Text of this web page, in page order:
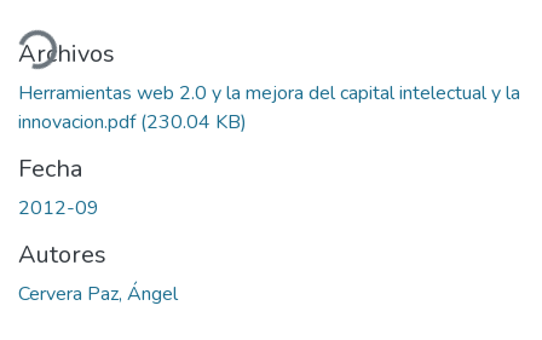
Archivos
Herramientas web 2.0 y la mejora del capital intelectual y la
innovacion.pdf(230.04 KB)
Fecha
2012-09
Autores
Cervera Paz, Ángel